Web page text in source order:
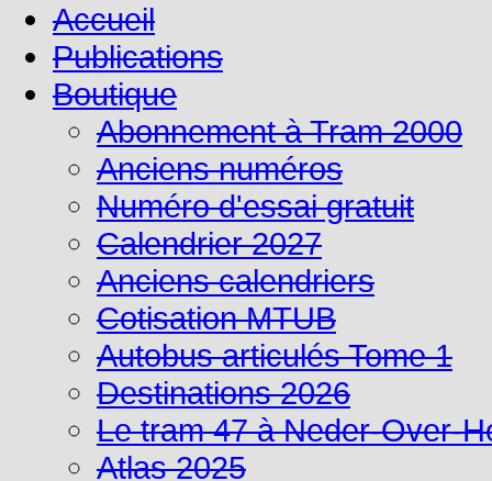
Accueil
Publications
Boutique
Abonnement à Tram 2000
Anciens numéros
Numéro d'essai gratuit
Calendrier 2027
Anciens calendriers
Cotisation MTUB
Autobus articulés Tome 1
Destinations 2026
Le tram 47 à Neder-Over-
Atlas 2025